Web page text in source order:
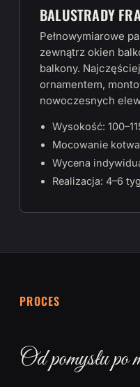
BALUSTRADY
Pełnowymiarowe
zewnątrz okien
balkony.
ornamentem,
nowoczesnych
Wysokość:
Mocowanie
Wycena
Realizacja: 4–6
PROCES
Od pomysłu po